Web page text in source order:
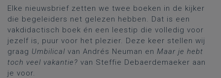
Elke nieuwsbrief zetten we twee boeken in de kijker
die begeleiders net gelezen hebben. Dat is een
vakdidactisch boek én een leestip die volledig voor
jezelf is, puur voor het plezier. Deze keer stellen wij
graag Umbilical van Andrés Neuman en Maar je hebt
toch veel vakantie? van Steffie Debaerdemaeker aan
je voor.